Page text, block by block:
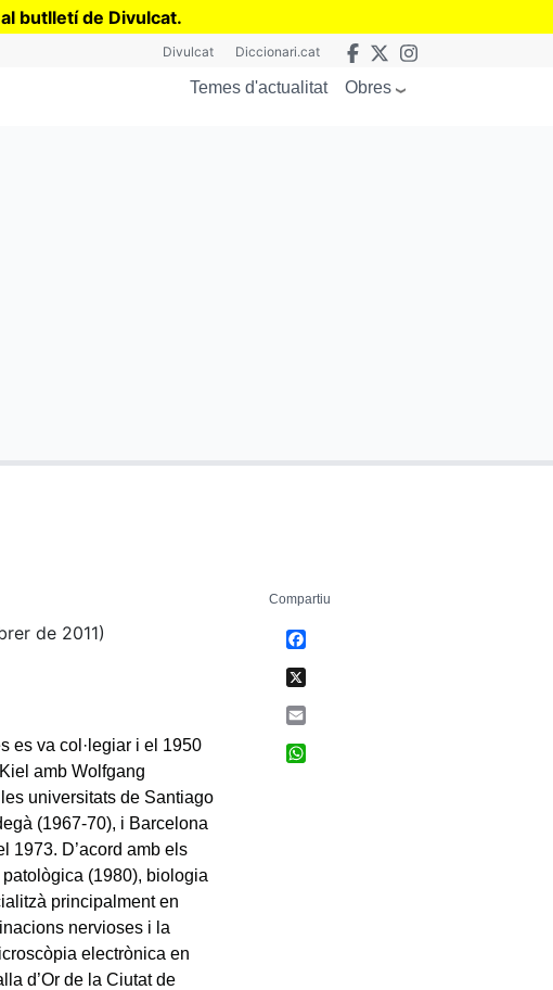
butlletí de Divulcat.
Divulcat Diccionari.cat
Temes d'actualitat Obres
de 2011)
es va col·legiar i el 1950
amb Wolfgang
universitats de Santiago
(1967-70), i Barcelona
1973. D’acord amb els
(1980), biologia
principalment en
nervioses i la
electrònica en
d’Or de la Ciutat de
Compartiu